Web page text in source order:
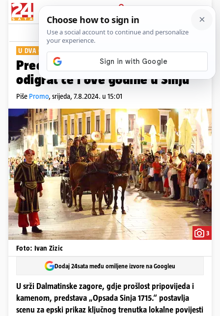
PRIJAVA
Show Komentari
U DVA ČINA
Predstava 'Opsada Sinja 1715.'
odigrat će i ove godine u Sinju
Piše Promo, srijeda, 7.8.2024. u 15:01
3
Foto: Ivan Zizic
Dodaj 24sata među omiljene izvore na Googleu
U srži Dalmatinske zagore, gdje prošlost pripovijeda i
kamenom, predstava „Opsada Sinja 1715.“ postavlja
scenu za epski prikaz ključnog trenutka lokalne povijesti